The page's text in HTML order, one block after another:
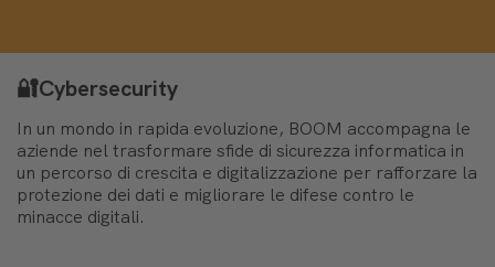
🔐Cybersecurity
In un mondo in rapida evoluzione, BOOM accompagna le
aziende nel trasformare sfide di sicurezza informatica in
un percorso di crescita e digitalizzazione per rafforzare la
protezione dei dati e migliorare le difese contro le
minacce digitali.